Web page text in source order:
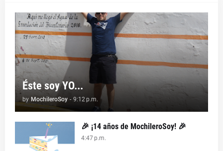
Éste soy YO...
by MochileroSoy - 9:12 p.m.
🎉 ¡14 años de MochileroSoy! 🎉
4:47 p.m.